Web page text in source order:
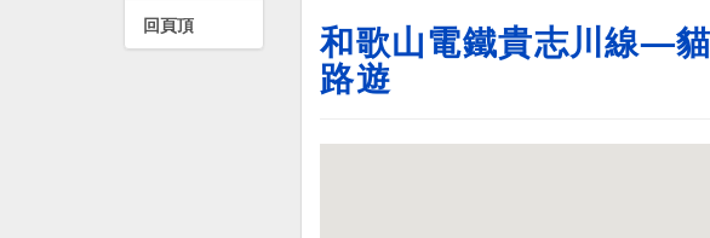
回頁頂 和歌山電鐵貴志川線—
路遊